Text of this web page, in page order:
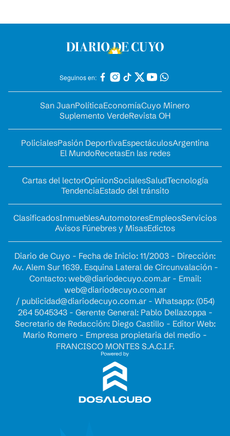
Seguinos en:
San JuanPolíticaEconomíaCuyo Minero
Suplemento VerdeRevista OH
PolicialesPasión DeportivaEspectáculosArgentina
El MundoRecetasEn las redes
Cartas del lectorOpinionSocialesSaludTecnología
TendenciaEstado del tránsito
ClasificadosInmueblesAutomotoresEmpleosServicios
Avisos Fúnebres y MisasEdictos
Diario de Cuyo - Fecha de Inicio: 11/2003 - Dirección:
Av. Alem Sur 1639. Esquina Lateral de Circunvalación -
Contacto: web@diariodecuyo.com.ar- Email:
web@diariodecuyo.com.ar
/ publicidad@diariodecuyo.com.ar- Whatsapp: (054)
264 5045343 - Gerente General: Pablo Dellazoppa -
Secretario de Redacción: Diego Castillo - Editor Web:
Mario Romero - Empresa propietaria del medio -
FRANCISCO MONTES S.A.C.I.F.